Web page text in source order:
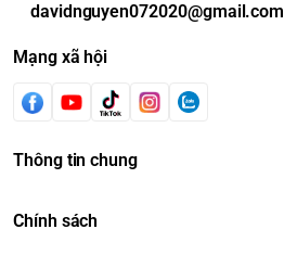
davidnguyen072020@gmail.com
Mạng xã hội
Thông tin chung
Chính sách